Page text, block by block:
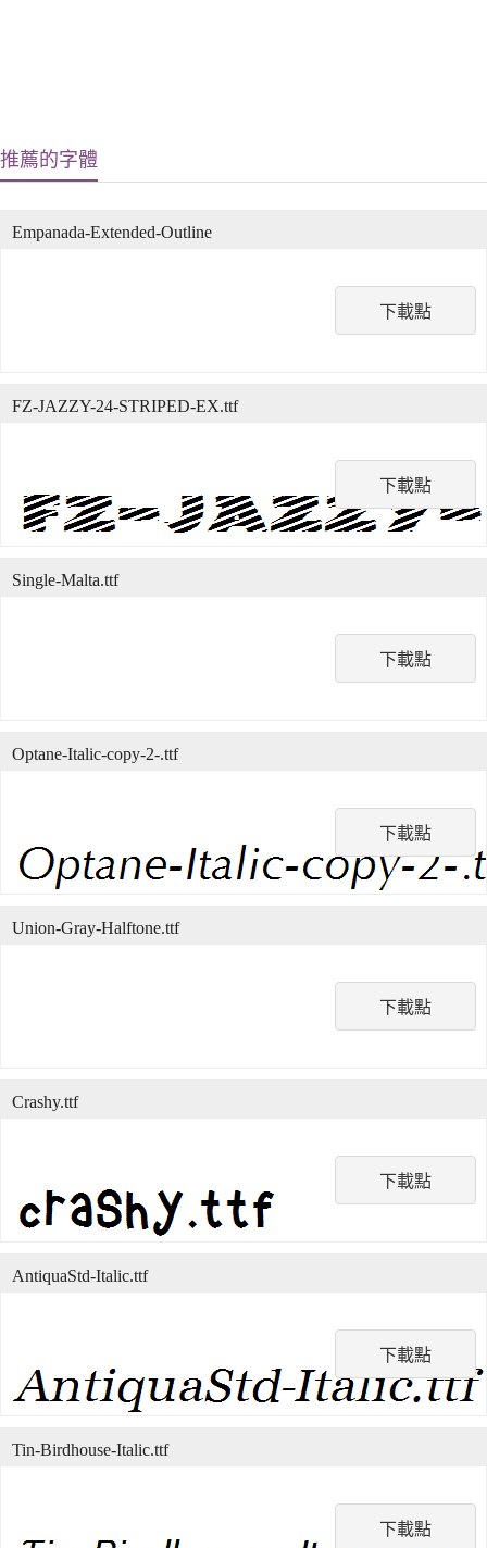
推薦的字體
下載點
Empanada-Extended-Outline
下載點
FZ-JAZZY-24-STRIPED-EX.ttf
下載點
Single-Malta.ttf
下載點
Optane-Italic-copy-2-.ttf
下載點
Union-Gray-Halftone.ttf
下載點
Crashy.ttf
下載點
AntiquaStd-Italic.ttf
下載點
Tin-Birdhouse-Italic.ttf